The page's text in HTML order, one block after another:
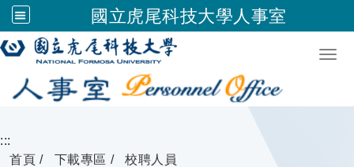
國立虎尾科技大學人事室
跳到主要內容
:::
首頁
下載專區 校聘人員